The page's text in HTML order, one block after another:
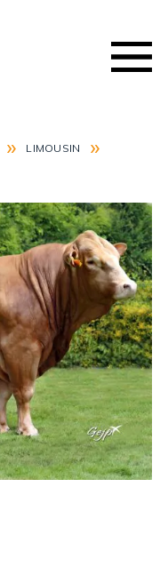
» LIMOUSIN »